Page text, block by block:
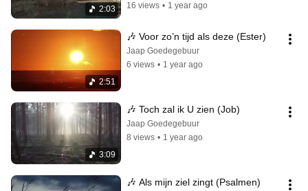
2:03
16 views • 1 year ago
2:51
🎶 Voor zo’n tijd als deze (Ester)
Jaap Goedegebuur
6 views • 1 year ago
3:09
🎶 Toch zal ik U zien (Job)
Jaap Goedegebuur
8 views • 1 year ago
🎶 Als mijn ziel zingt (Psalmen)